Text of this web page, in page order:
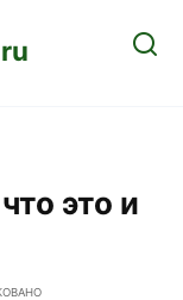
это и